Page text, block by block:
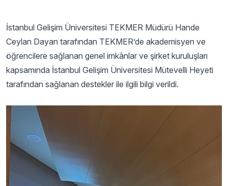
İstanbul Gelişim Üniversitesi TEKMER Müdürü Hande
Ceylan Dayan tarafından TEKMER’de akademisyen ve
öğrencilere sağlanan genel imkânlar ve şirket kuruluşları
kapsamında İstanbul Gelişim Üniversitesi Mütevelli Heyeti
tarafından sağlanan destekler ile ilgili bilgi verildi.